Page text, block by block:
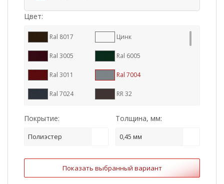
Цвет:
Ral 8017 Цинк
Ral 3005 Ral 6005
Ral 3011 Ral 7004
Ral 7024 RR 32
RR 29 Ral 1015
Покрытие:
Полиэстер
Толщина, мм:
0,45 мм
Показать выбранный вариант